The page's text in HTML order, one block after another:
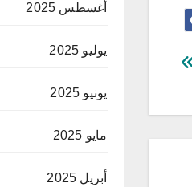
أغسطس 2025
يوليو 2025
يونيو 2025
مايو 2025
أبريل 2025